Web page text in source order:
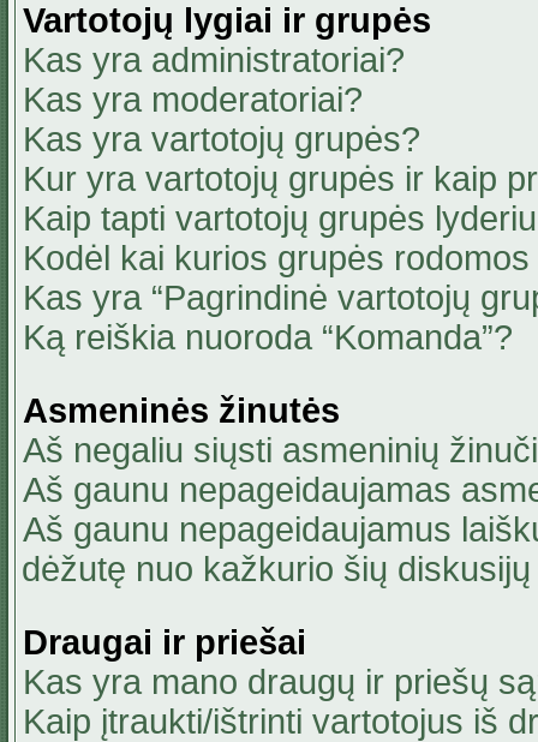
Vartotojų lygiai ir grupės
Kas yra administratoriai?
Kas yra moderatoriai?
Kas yra vartotojų grupės?
Kur yra vartotojų grupės ir kaip
Kaip tapti vartotojų grupės
Kodėl kai kurios grupės
Kas yra “Pagrindinė vartotojų
Ką reiškia nuoroda “Komanda”?
Asmeninės žinutės
Aš negaliu siųsti asmeninių
Aš gaunu nepageidaujamas
Aš gaunu nepageidaujamus
dėžutę nuo kažkurio šių
Draugai ir priešai
Kas yra mano draugų ir priešų
Kaip įtraukti/ištrinti vartotojus iš